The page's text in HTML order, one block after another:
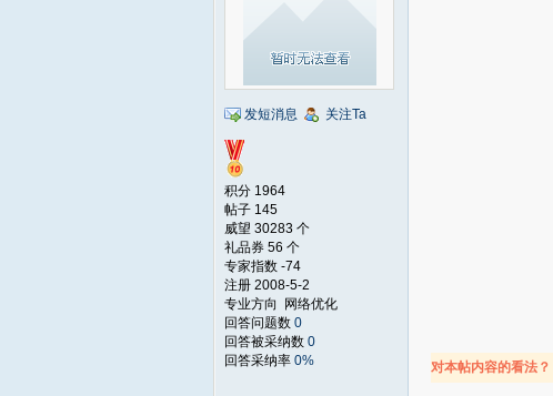
发短消息 关注Ta
积分 1964
帖子 145
威望 30283 个
礼品券 56 个
专家指数 -74
注册 2008-5-2
专业方向 网络优化
回答问题数 0
回答被采纳数 0
回答采纳率 0% 对本帖内容的看法？